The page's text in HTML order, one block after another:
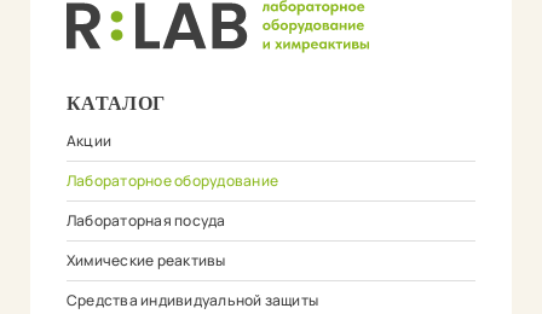
КАТАЛОГ
Акции
Лабораторное оборудование
Лабораторная посуда
Химические реактивы
Средства индивидуальной защиты